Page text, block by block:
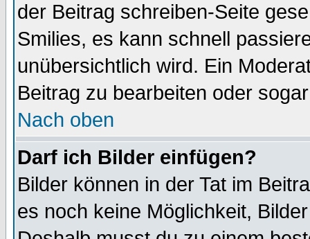
der Beitrag schreiben-Seite
Smilies, es kann schnell
unübersichtlich wird. Ein
Beitrag zu bearbeiten oder
Nach oben
Darf ich Bilder einfügen?
Bilder können in der Tat im
es noch keine Möglichkeit,